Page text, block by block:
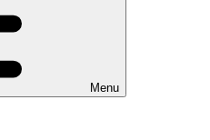
Menu